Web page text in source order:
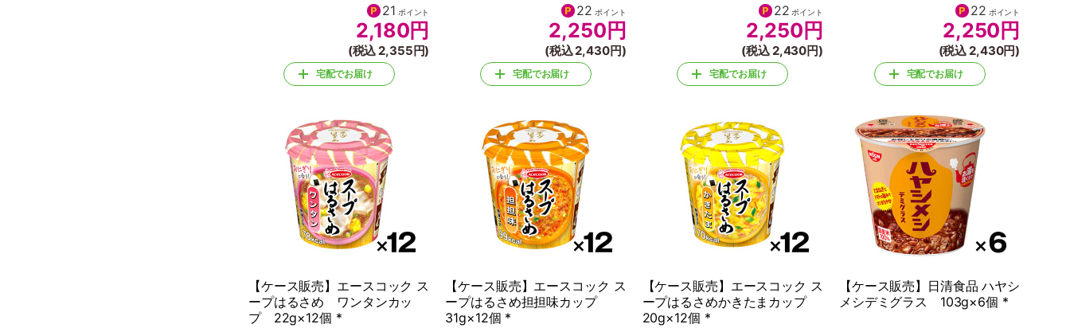
21 ポイント
2,180円
(税込 2,355円)
宅配でお届け
22 ポイント
2,250 円
(税込 2,430円)
宅配でお届け
22 ポイント
2,250 円
(税込 2,430円)
宅配でお届け
22 ポイント
2,250 円
(税込 2,430円)
宅配でお届け
【ケース販売】エースコック ス
ープはるさめ ワンタンカッ
プ 22g×12個 *
【ケース販売】エースコック ス
ープはるさめ担担味カップ
31g×12個 *
【ケース販売】エースコック ス
ープはるさめかきたまカップ
20g×12個 *
【ケース販売】日清食品 ハヤシ
メシデミグラス 103g×6個 *